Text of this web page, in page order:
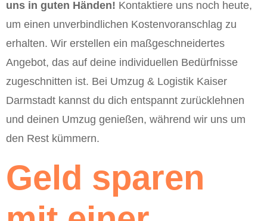
uns in guten Händen! Kontaktiere uns noch heute,
um einen unverbindlichen Kostenvoranschlag zu
erhalten. Wir erstellen ein maßgeschneidertes
Angebot, das auf deine individuellen Bedürfnisse
zugeschnitten ist. Bei Umzug & Logistik Kaiser
Darmstadt kannst du dich entspannt zurücklehnen
und deinen Umzug genießen, während wir uns um
den Rest kümmern.
Geld sparen